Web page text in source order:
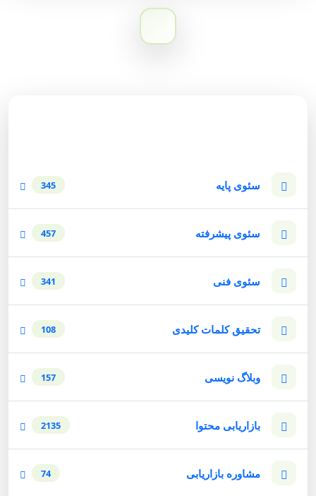
سئوی پایه 345
سئوی پیشرفته 457
سئوی فنی 341
تحقیق کلمات کلیدی 108
وبلاگ نویسی 157
بازاریابی محتوا 2135
مشاوره بازاریابی 74